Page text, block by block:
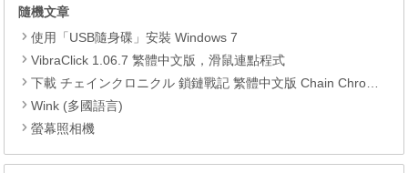
隨機文章
使用「USB隨身碟」安裝 Windows 7
VibraClick 1.06.7 繁體中文版，滑鼠連點程式
下載 チェインクロニクル 鎖鏈戰記 繁體中文版 Chain Chronicle (TW) APK
Wink (多國語言)
螢幕照相機